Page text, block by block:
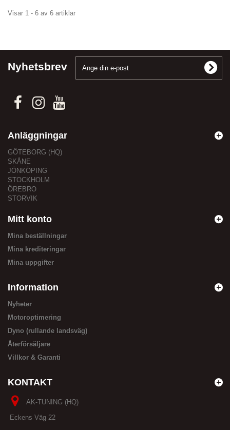
Visar 1 - 6 av 6 artiklar
Nyhetsbrev
Anläggningar
GÖTEBORG (HQ)
SKÅNE
JÖNKÖPING
STOCKHOLM
ÖREBRO
STORVIK
Mitt konto
Mina beställningar
Mina krediteringar
Mina uppgifter
Information
Nyheter
Motoroptimering
Dyno (rullande landsväg)
Återförsäljare
Villkor & Garanti
KONTAKT
AK-TUNING (HQ)
Eckens Väg 22